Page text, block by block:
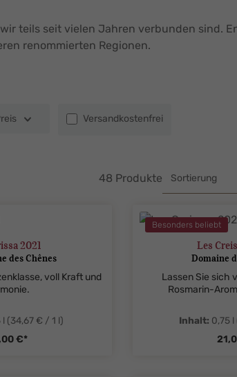
teils seit vielen Jahren verbunden sind.
renommierten Regionen.
Filter hinzufügen: Versandkostenfrei
Versandkostenfrei
48 Produkte
2021
des Chênes
voll Kraft und
l (34,67 € / 1 l)
€*
Besonders beliebt
Les
Domaine
Lassen Sie sich
Rosmarin-
Inhalt: 0,75 l